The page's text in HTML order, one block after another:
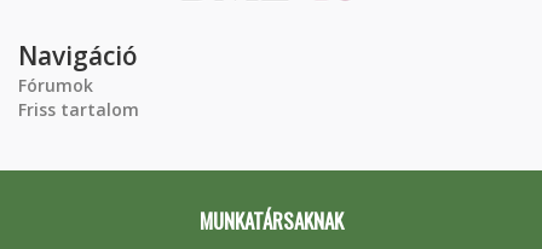
Navigáció
Fórumok
Friss tartalom
MUNKATÁRSAKNAK